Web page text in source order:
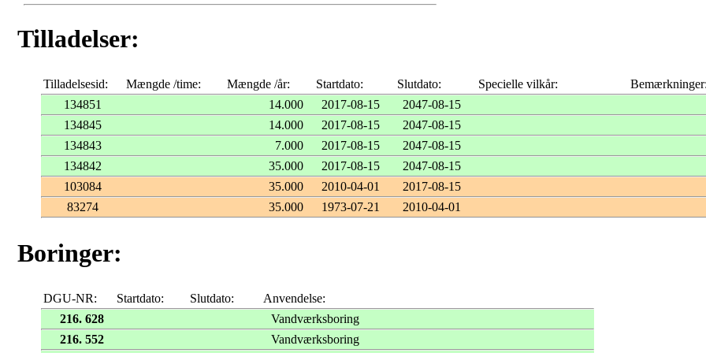
Tilladelser:
Tilladelsesid: Mængde /time: Mængde /år: Startdato: Slutdato: Specielle vilkår:
134851
14.000 2017-08-15
2047-08-15
134845
14.000 2017-08-15
2047-08-15
134843
7.000 2017-08-15
2047-08-15
134842
35.000 2017-08-15
2047-08-15
103084
35.000 2010-04-01
2017-08-15
83274
35.000 1973-07-21 2010-04-01
Boringer:
DGU-NR: Startdato: Slutdato:
Anvendelse:
216. 628
Vandværksboring
216. 552
Vandværksboring